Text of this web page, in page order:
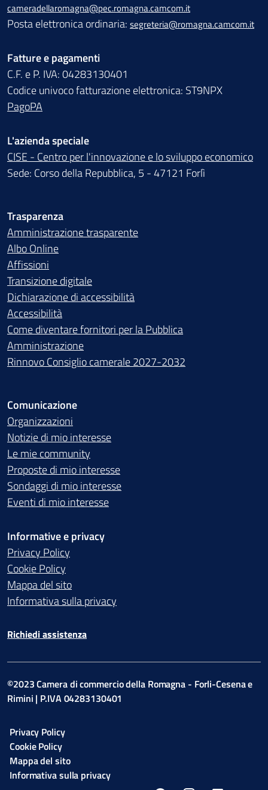
cameradellaromagna@pec.romagna.camcom.it
Posta elettronica ordinaria: segreteria@romagna.camcom.it
Fatture e pagamenti
C.F. e P. IVA: 04283130401
Codice univoco fatturazione elettronica: ST9NPX
PagoPA
L'azienda speciale
CISE - Centro per l'innovazione e lo sviluppo economico
Sede: Corso della Repubblica, 5 - 47121 Forlì
Trasparenza
Amministrazione trasparente
Albo Online
Affissioni
Transizione digitale
Dichiarazione di accessibilità
Accessibilità
Come diventare fornitori per la Pubblica
Amministrazione
Rinnovo Consiglio camerale 2027-2032
Comunicazione
Organizzazioni
Notizie di mio interesse
Le mie community
Proposte di mio interesse
Sondaggi di mio interesse
Eventi di mio interesse
Informative e privacy
Privacy Policy
Cookie Policy
Mappa del sito
Informativa sulla privacy
Richiedi assistenza
©2023 Camera di commercio della Romagna - Forli-Cesena e
Rimini | P.IVA 04283130401
Privacy Policy
Cookie Policy
Mappa del sito
Informativa sulla privacy